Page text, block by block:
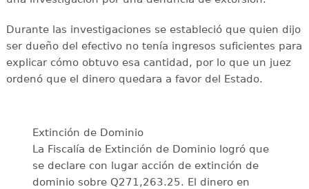
Durante las investigaciones se estableció que quien dijo
ser dueño del efectivo no tenía ingresos suficientes para
explicar cómo obtuvo esa cantidad, por lo que un juez
ordenó que el dinero quedara a favor del Estado.
Extinción de Dominio
La Fiscalía de Extinción de Dominio logró que
se declare con lugar acción de extinción de
dominio sobre Q271,263.25. El dinero en